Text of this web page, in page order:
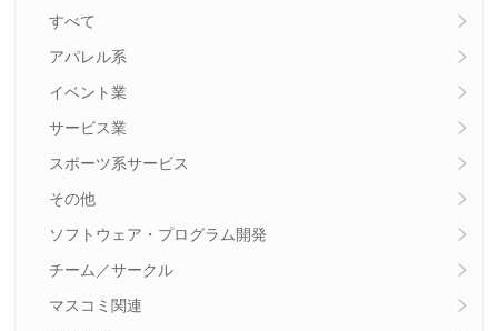
すべて
アパレル系
イベント業
サービス業
スポーツ系サービス
その他
ソフトウェア・プログラム開発
チーム／サークル
マスコミ関連